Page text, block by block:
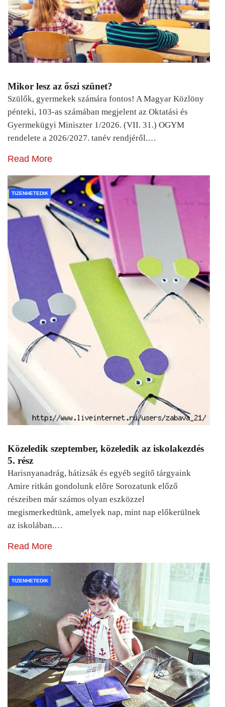
Mikor lesz az őszi szünet?
Szülők, gyermekek számára fontos! A Magyar Közlöny
pénteki, 103-as számában megjelent az Oktatási és
Gyermekügyi Miniszter 1/2026. (VII. 31.) OGYM
rendelete a 2026/2027. tanév rendjéről.…
Read More
TIZENHETEDIK
Közeledik szeptember, közeledik az iskolakezdés
5. rész
Harisnyanadrág, hátizsák és egyéb segítő tárgyaink
Amire ritkán gondolunk előre Sorozatunk előző
részeiben már számos olyan eszközzel
megismerkedtünk, amelyek nap, mint nap előkerülnek
az iskolában.…
Read More
TIZENHETEDIK